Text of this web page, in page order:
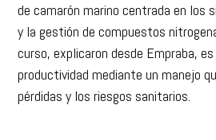
de camarón marino centrada en los
y la gestión de compuestos
curso, explicaron desde Empraba,
productividad mediante un manejo
pérdidas y los riesgos sanitarios.